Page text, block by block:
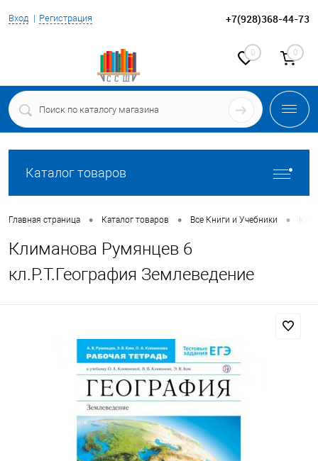
Вход Регистрация +7(928)368-44-73
0 0
Каталог товаров
Главная страница • Каталог товаров • Все Книги и Учебники •
Климанова Румянцев 6
кл.Р.Т.География Землеведение